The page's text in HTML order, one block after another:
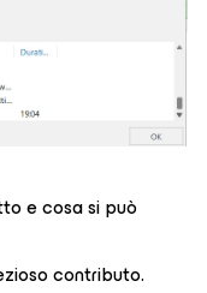
e cosa si può
contributo.